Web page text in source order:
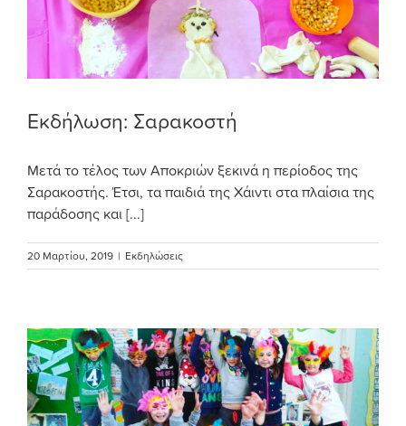
Εκδήλωση: Σαρακοστή
Μετά το τέλος των Αποκριών ξεκινά η περίοδος της
Σαρακοστής. Έτσι, τα παιδιά της Χάιντι στα πλαίσια της
παράδοσης και [...]
20 Μαρτίου, 2019 | Εκδηλώσεις